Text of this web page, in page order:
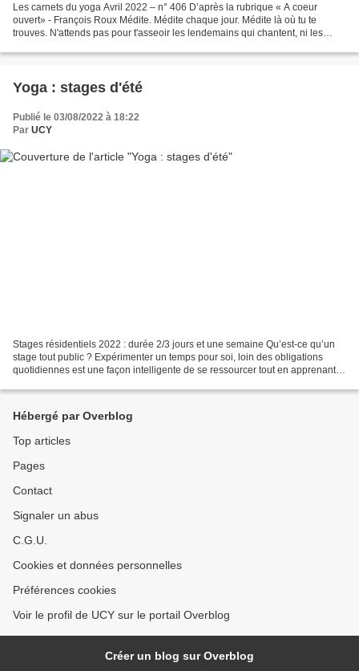
Les carnets du yoga Avril 2022 – n° 406 D’après la rubrique « A coeur
ouvert» - François Roux Médite. Médite chaque jour. Médite là où tu te
trouves. N'attends pas pour t'asseoir les lendemains qui chantent, ni les
Yoga : stages d'été
Publié le 03/08/2022 à 18:22
Par UCY
Stages résidentiels 2022 : durée 2/3 jours et une semaine Qu’est-ce qu’un
stage tout public ? Expérimenter un temps pour soi, loin des obligations
quotidiennes est une façon intelligente de se ressourcer tout en apprenant.
Hébergé par Overblog
Top articles
Pages
Contact
Signaler un abus
C.G.U.
Cookies et données personnelles
Préférences cookies
Voir le profil de UCY sur le portail Overblog
Créer un blog sur Overblog